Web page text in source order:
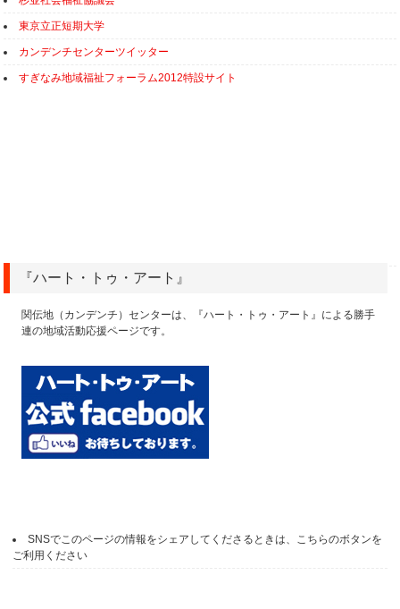
東京立正短期大学
カンデンチセンターツイッター
すぎなみ地域福祉フォーラム2012特設サイト
『ハート・トゥ・アート』
関伝地（カンデンチ）センターは、『ハート・トゥ・アート』による勝手
連の地域活動応援ページです。
SNSでこのページの情報をシェアしてくださるときは、こちらのボタンを
ご利用ください